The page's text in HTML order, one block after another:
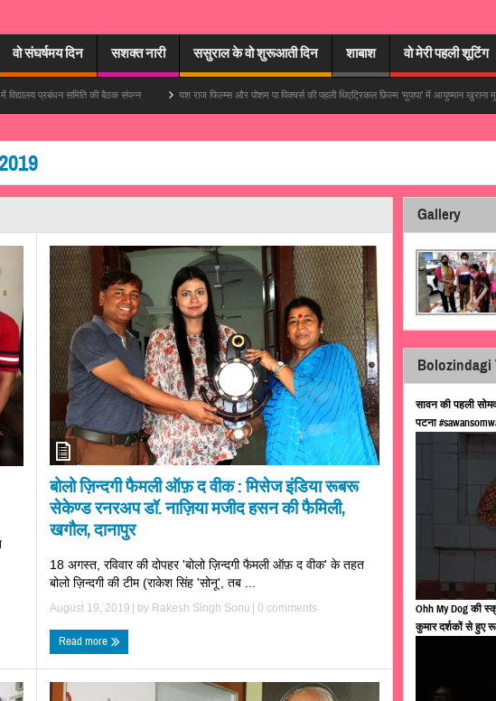
वो संघर्षमय दिन सशक्त नारी ससुराल के वो शुरूआती दिन शाबाश वो मेरी पहली शूटिंग
समिति की बैठक संपन्न यश राज फिल्म्स और पोशम पा पिक्चर्स की पहली थिएट्रिकल फ़िल्म ‘मुपापा’ में आयुष्मान खुराना मुख्य भूमिका में
बोलो ज़िन्दगी फैमली ऑफ़ द वीक : मिसेज इंडिया रूबरू
सेकेण्ड रनरअप डॉ. नाज़िया मजीद हसन की फैमिली,
खगौल, दानापुर
18 अगस्त, रविवार की दोपहर 'बोलो ज़िन्दगी फैमली ऑफ़ द वीक' के तहत
बोलो ज़िन्दगी की टीम (राकेश सिंह 'सोनू', तब ...
August 19, 2019 | by Rakesh Singh Sonu 0 comments
Read more
Gallery
Bolozindagi
सावन की पहली
पटना
Ohh My Dog की
कुमार दर्शकों से हुए